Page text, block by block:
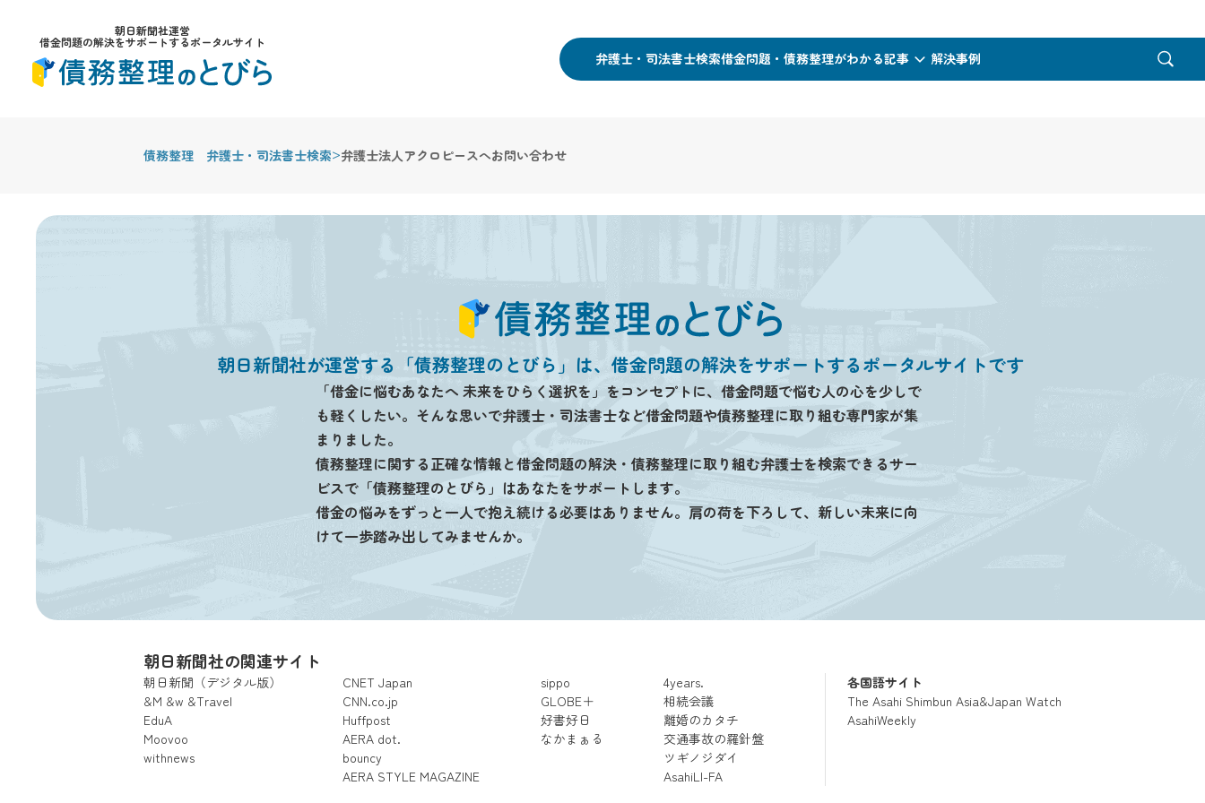
朝日新聞社運営
借金問題の解決をサポートするポータルサイト
弁護士・司法書士検索借金問題・債務整理がわかる記事 解決事例
債務整理 弁護士・司法書士検索>弁護士法人アクロピースへお問い合わせ
朝日新聞社が運営する「債務整理のとびら」は、借金問題の解決をサポートするポータルサイトです
「借金に悩むあなたへ 未来をひらく選択を」をコンセプトに、借金問題で悩む人の心を少しで
も軽くしたい。そんな思いで弁護士・司法書士など借金問題や債務整理に取り組む専門家が集
まりました。
債務整理に関する正確な情報と借金問題の解決・債務整理に取り組む弁護士を検索できるサー
ビスで「債務整理のとびら」はあなたをサポートします。
借金の悩みをずっと一人で抱え続ける必要はありません。肩の荷を下ろして、新しい未来に向
けて一歩踏み出してみませんか。
朝日新聞社の関連サイト
朝日新聞（デジタル版）
&M &w &Travel
EduA
Moovoo
withnews
CNET Japan
CNN.co.jp
Huffpost
AERA dot.
bouncy
AERA STYLE MAGAZINE
sippo
GLOBE＋
好書好日
なかまぁる
4years.
相続会議
離婚のカタチ
交通事故の羅針盤
ツギノジダイ
AsahiLI-FA
各国語サイト
The Asahi Shimbun Asia&Japan Watch
AsahiWeekly